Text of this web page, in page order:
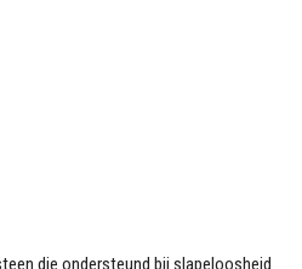
die ondersteund bij slapeloosheid